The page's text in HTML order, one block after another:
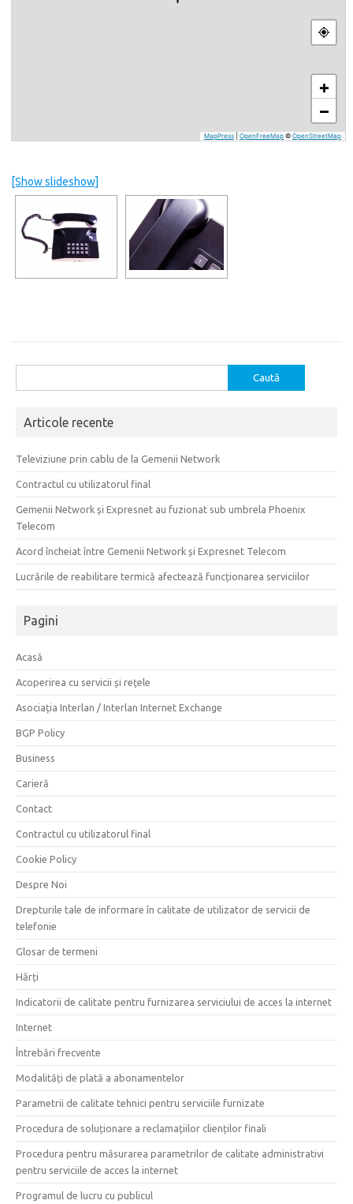
+
−
MapPress OpenFreeMap © OpenStreetMap
[Show slideshow]
după:
Articole recente
Televiziune prin cablu de la Gemenii Network
Contractul cu utilizatorul final
Gemenii Network și Expresnet au fuzionat sub umbrela Phoenix
Telecom
Acord încheiat între Gemenii Network și Expresnet Telecom
Lucrările de reabilitare termică afectează funcționarea serviciilor
Pagini
Acasă
Acoperirea cu servicii și rețele
Asociația Interlan / Interlan Internet Exchange
BGP Policy
Business
Carieră
Contact
Contractul cu utilizatorul final
Cookie Policy
Despre Noi
Drepturile tale de informare în calitate de utilizator de servicii de
telefonie
Glosar de termeni
Hărți
Indicatorii de calitate pentru furnizarea serviciului de acces la internet
Internet
Întrebări frecvente
Modalități de plată a abonamentelor
Parametrii de calitate tehnici pentru serviciile furnizate
Procedura de soluționare a reclamațiilor clienților finali
Procedura pentru măsurarea parametrilor de calitate administrativi
pentru serviciile de acces la internet
Programul de lucru cu publicul